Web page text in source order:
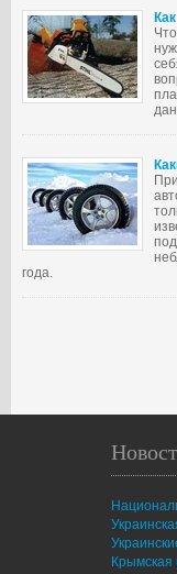
года.
Крымская